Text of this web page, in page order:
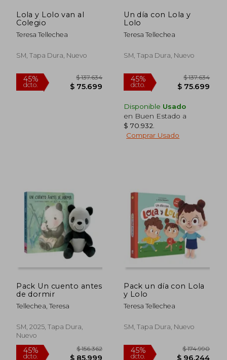
45%
dcto.
45%
Lola y Lolo van al
Colegio
Teresa Tellechea
SM, Tapa Dura, Nuevo
dcto. $ 75.699
Un día con Lola y
Lolo
Teresa Tellechea
SM, Tapa Dura, Nuevo
dcto. $
Disponible Usado
en Buen Estado a
$ 70.932
Comprar Usado
Pack Un cuento antes
de dormir
Tellechea, Teresa
SM, 2025, Tapa Dura,
Nuevo
Pack un día con Lola
y Lolo
Teresa Tellechea
SM, Tapa Dura, Nuevo